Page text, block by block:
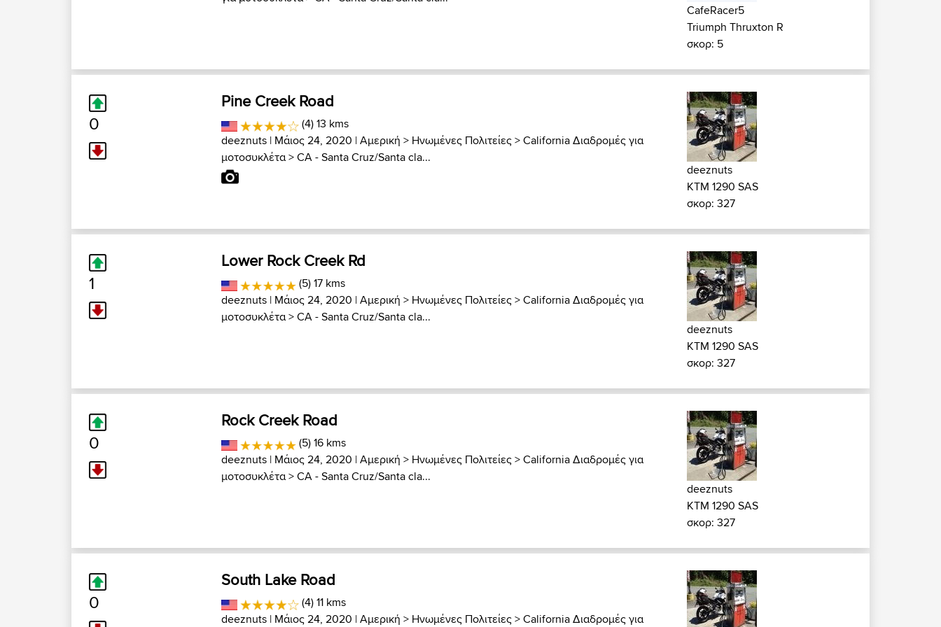
CafeRacer5
Triumph Thruxton R
σκορ: 5
0
Pine Creek Road
(4) 13 kms
deeznuts | Μάιος 24, 2020 |Αμερική > Ηνωμένες Πολιτείες>California Διαδρομές για
μοτοσυκλέτα>CA - Santa Cruz/Santa cla...
deeznuts
KTM 1290 SAS
σκορ: 327
1
Lower Rock Creek Rd
(5) 17 kms
deeznuts | Μάιος 24, 2020 |Αμερική > Ηνωμένες Πολιτείες>California Διαδρομές για
μοτοσυκλέτα>CA - Santa Cruz/Santa cla...
deeznuts
KTM 1290 SAS
σκορ: 327
0
Rock Creek Road
(5) 16 kms
deeznuts | Μάιος 24, 2020 |Αμερική > Ηνωμένες Πολιτείες>California Διαδρομές για
μοτοσυκλέτα>CA - Santa Cruz/Santa cla...
deeznuts
KTM 1290 SAS
σκορ: 327
0
South Lake Road
(4) 11 kms
deeznuts | Μάιος 24, 2020 |Αμερική > Ηνωμένες Πολιτείες>California Διαδρομές για